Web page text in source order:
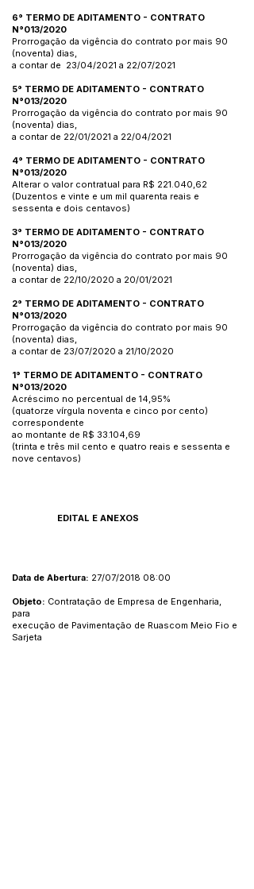
6° TERMO DE ADITAMENTO - CONTRATO
N°013/2020
Prorrogação da vigência do contrato por mais 90
(noventa) dias,
a contar de 23/04/2021 a 22/07/2021
5° TERMO DE ADITAMENTO - CONTRATO
N°013/2020
Prorrogação da vigência do contrato por mais 90
(noventa) dias,
a contar de 22/01/2021 a 22/04/2021
4° TERMO DE ADITAMENTO - CONTRATO
N°013/2020
Alterar o valor contratual para R$ 221.040,62
(Duzentos e vinte e um mil quarenta reais e
sessenta e dois centavos)
3° TERMO DE ADITAMENTO - CONTRATO
N°013/2020
Prorrogação da vigência do contrato por mais 90
(noventa) dias,
a contar de 22/10/2020 a 20/01/2021
2° TERMO DE ADITAMENTO - CONTRATO
N°013/2020
Prorrogação da vigência do contrato por mais 90
(noventa) dias,
a contar de 23/07/2020 a 21/10/2020
1° TERMO DE ADITAMENTO - CONTRATO
N°013/2020
Acréscimo no percentual de 14,95%
(quatorze vírgula noventa e cinco por cento)
correspondente
ao montante de R$ 33.104,69
(trinta e três mil cento e quatro reais e sessenta e
nove centavos)
EDITAL E ANEXOS
Data de Abertura: 27/07/2018 08:00
Objeto: Contratação de Empresa de Engenharia,
para
execução de Pavimentação de Ruascom Meio Fio e
Sarjeta